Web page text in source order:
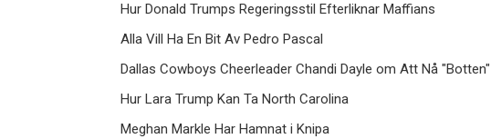
Hur Donald Trumps Regeringsstil Efterliknar Maffians
Alla Vill Ha En Bit Av Pedro Pascal
Dallas Cowboys Cheerleader Chandi Dayle om Att Nå "Botten"
Hur Lara Trump Kan Ta North Carolina
Meghan Markle Har Hamnat i Knipa